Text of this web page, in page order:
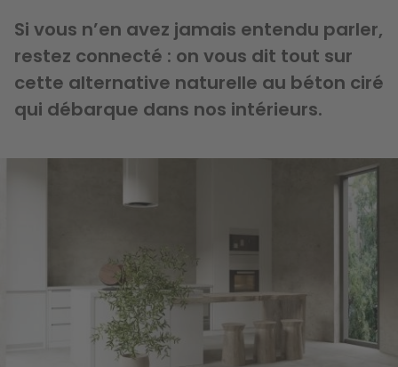
Si vous n’en avez jamais entendu parler,
restez connecté : on vous dit tout sur
cette alternative naturelle au béton ciré
qui débarque dans nos intérieurs.